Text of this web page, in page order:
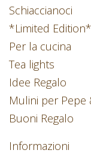
Schiaccianoci
*Limited
Per la cucina
Tea lights
Idee Regalo
Mulini per Pepe
Buoni Regalo
Informazioni